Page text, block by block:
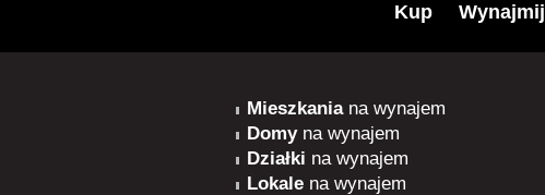
Kup Wynajmij
Mieszkaniana wynajem
Domyna wynajem
Działki na wynajem
Lokale na wynajem